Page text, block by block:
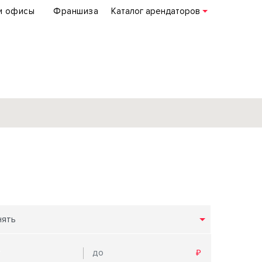
офисы Франшиза Каталог арендаторов